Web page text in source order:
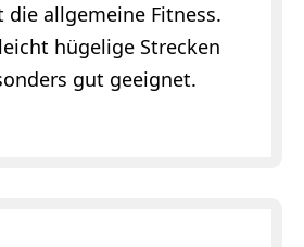
allgemeine Fitness.
hügelige Strecken
gut geeignet.